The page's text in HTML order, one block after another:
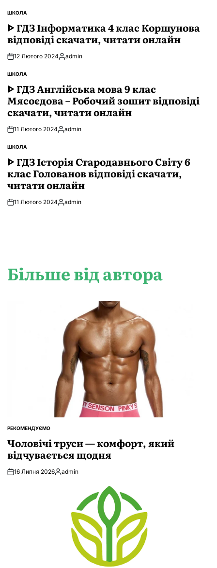
ОПУБЛІКУВАТИ
У
ШКОЛА
ᐈ ГДЗ Інформатика 4 клас Коршунова
відповіді скачати, читати онлайн
12 Лютого 2024Опубліковано
admin
ОПУБЛІКУВАТИ
У
ШКОЛА
ᐈ ГДЗ Англійська мова 9 клас
Мясоєдова – Робочий зошит відповіді
скачати, читати онлайн
11 Лютого 2024Опубліковано
admin
ОПУБЛІКУВАТИ
У
ШКОЛА
ᐈ ГДЗ Історія Стародавнього Свiту 6
клас Голованов відповіді скачати,
читати онлайн
11 Лютого 2024Опубліковано
admin
Більше від автора
ОПУБЛІКУВАТИ
РЕКОМЕНДУЄМО
Чоловічі труси — комфорт, який
відчувається щодня
16 Липня 2026Опубліковано
admin